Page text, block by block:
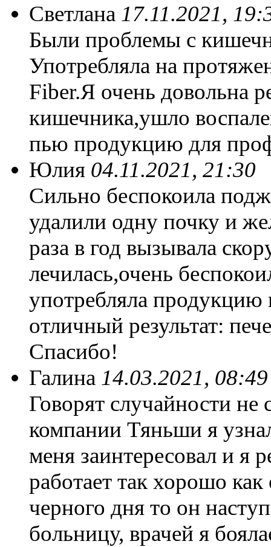
Светлана 17.11.2021,
Были проблемы с
Употребляла на
Fiber.Я очень довольна
кишечника,ушло
пью продукцию для
Юлия 04.11.2021, 21:30
Сильно беспокоила
удалили одну почку и
раза в год вызывала
лечилась,очень
употребляла
отличный результат:
Спасибо!
Галина 14.03.2021, 08:49
Говорят случайности
компании Тяньши я
меня заинтересовал и я
работает так хорошо
черного дня то он
больницу, врачей я